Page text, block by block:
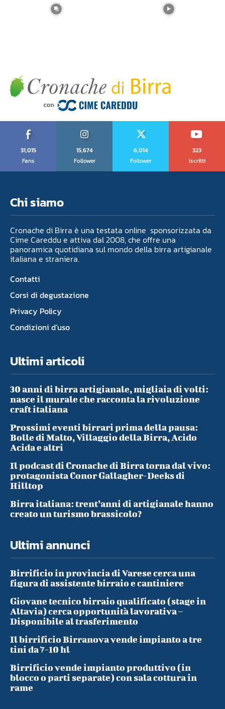
31,015
Fans
15,674
Follower
6,014
Follower
323
Iscritti
Chi siamo
Cronache di Birra è una testata online sponsorizzata da
Cime Careddu e attiva dal 2008, che offre una
panoramica quotidiana sul mondo della birra artigianale
italiana e straniera.
Contatti
Corsi di degustazione
Privacy Policy
Condizioni d’uso
Ultimi articoli
30 anni di birra artigianale, migliaia di volti:
nasce il murale che racconta la rivoluzione
craft italiana
Prossimi eventi birrari prima della pausa:
Bolle di Malto, Villaggio della Birra, Acido
Acida e altri
Il podcast di Cronache di Birra torna dal vivo:
protagonista Conor Gallagher-Deeks di
Hilltop
Birra italiana: trent’anni di artigianale hanno
creato un turismo brassicolo?
Ultimi annunci
Birrificio in provincia di Varese cerca una
figura di assistente birraio e cantiniere
Giovane tecnico birraio qualificato (stage in
Altavia) cerca opportunità lavorativa –
Disponibile al trasferimento
Il birrificio Birranova vende impianto a tre
tini da 7-10 hl
Birrificio vende impianto produttivo (in
blocco o parti separate) con sala cottura in
rame